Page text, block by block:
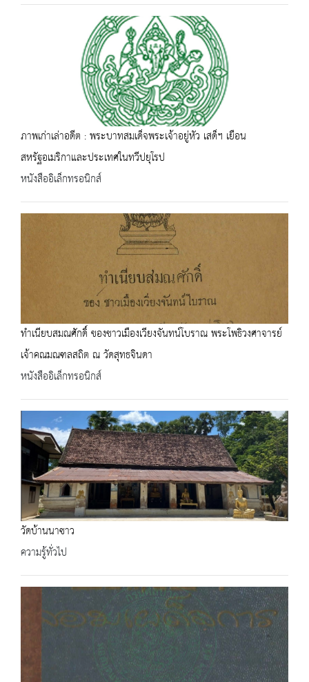
ภาพเก่าเล่าอดีต : พระบาทสมเด็จพระเจ้าอยู่หัว เสด็ฯ เยือน
สหรัฐอเมริกาและประเทศในทวีปยุโรป
หนังสืออิเล็กทรอนิกส์
ทำเนียบสมณศักดิ์ ของชาวเมืองเวียงจันทน์โบราณ พระโพธิวงศาจารย์
เจ้าคณมณฑลสถิต ณ วัดสุทธจินดา
หนังสืออิเล็กทรอนิกส์
วัดบ้านนาซาว
ความรู้ทั่วไป